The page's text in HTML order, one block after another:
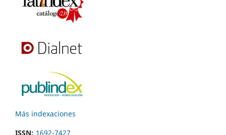
Más indexaciones
ISSN: 1692-7427